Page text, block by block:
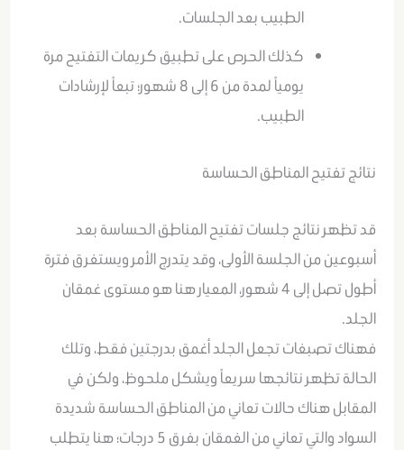
الطبيب بعد الجلسات.
كذلك الحرص على تطبيق كريمات التفتيح مرة
يومياً لمدة من 6 إلى 8 شهور؛ تبعاً لإرشادات
الطبيب.
نتائج تفتيح المناطق الحساسة
قد تظهر نتائج جلسات تفتيح المناطق الحساسة بعد
أسبوعين من الجلسة الأولى، وقد يتدرج الأمر ويستغرق فترة
أطول تصل إلى 4 شهور، المعيار هنا هو مستوى غمقان
الجلد.
فهناك تصبغات تجعل الجلد أغمق بدرجتين فقط، وتلك
الحالة تظهر نتائجها سريعاً ويشكل ملحوظ، ولكن في
المقابل هناك حالات تعاني من المناطق الحساسة شديدة
السواد والتي تعاني من الغمقان بفرق 5 درجات؛ هنا يتطلب